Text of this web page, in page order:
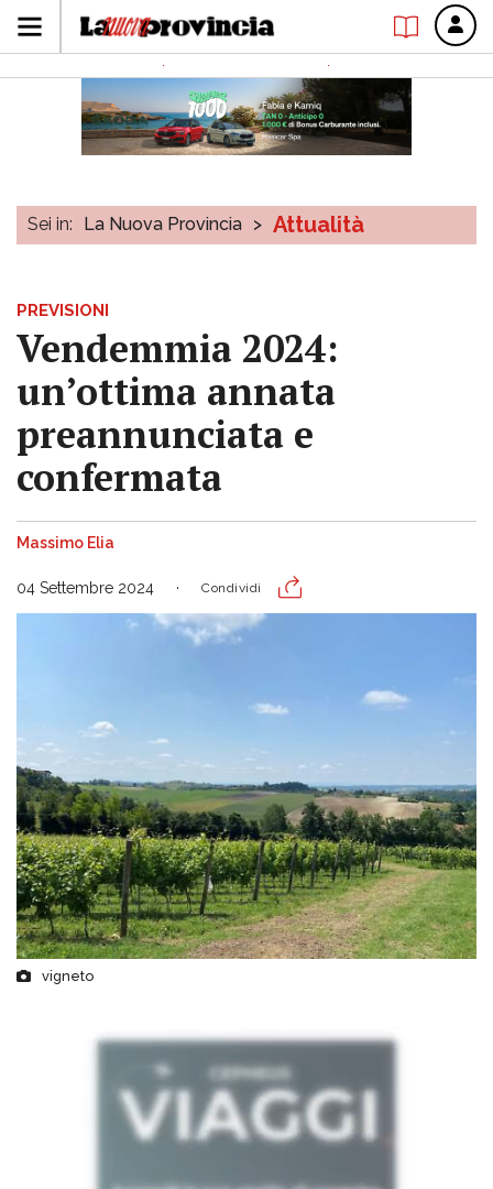
Sei in: La Nuova Provincia > Attualità
PREVISIONI
Vendemmia 2024:
un’ottima annata
preannunciata e
confermata
Massimo Elia
04 Settembre 2024 Condividi
vigneto